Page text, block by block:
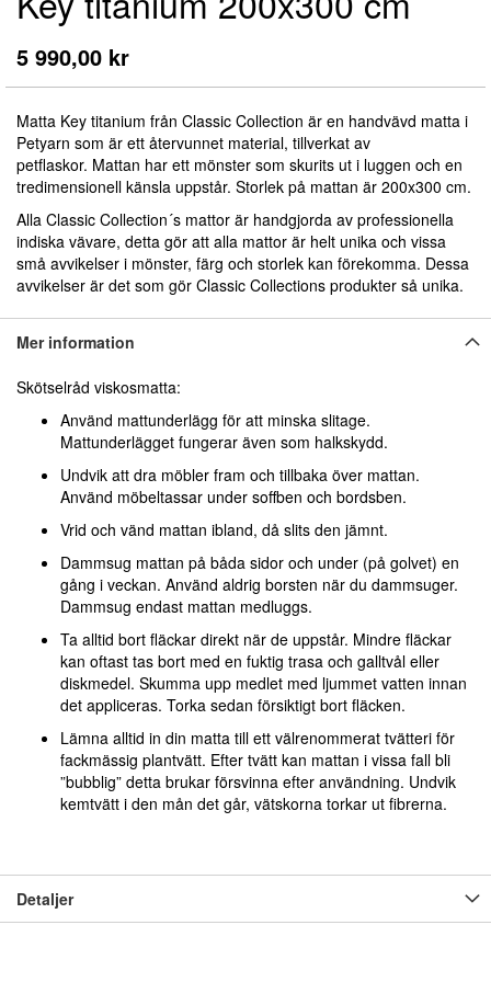
5 990,00 kr
Matta Key titanium från Classic Collection är en handvävd matta i
Petyarn som är ett återvunnet material, tillverkat av
petflaskor. Mattan har ett mönster som skurits ut i luggen och en
tredimensionell känsla uppstår. Storlek på mattan är 200x300 cm.
Alla Classic Collection´s mattor är handgjorda av professionella
indiska vävare, detta gör att alla mattor är helt unika och vissa
små avvikelser i mönster, färg och storlek kan förekomma. Dessa
avvikelser är det som gör Classic Collections produkter så unika.
av
Mer information
Skötselråd viskosmatta:
Använd mattunderlägg för att minska slitage.
Mattunderlägget fungerar även som halkskydd.
Undvik att dra möbler fram och tillbaka över mattan.
Använd möbeltassar under soffben och bordsben.
Vrid och vänd mattan ibland, då slits den jämnt.
Dammsug mattan på båda sidor och under (på golvet) en
gång i veckan. Använd aldrig borsten när du dammsuger.
Dammsug endast mattan medluggs.
Ta alltid bort fläckar direkt när de uppstår. Mindre fläckar
kan oftast tas bort med en fuktig trasa och galltvål eller
diskmedel. Skumma upp medlet med ljummet vatten innan
det appliceras. Torka sedan försiktigt bort fläcken.
Lämna alltid in din matta till ett välrenommerat tvätteri för
fackmässig plantvätt. Efter tvätt kan mattan i vissa fall bli
”bubblig” detta brukar försvinna efter användning. Undvik
kemtvätt i den mån det går, vätskorna torkar ut fibrerna.
Detaljer